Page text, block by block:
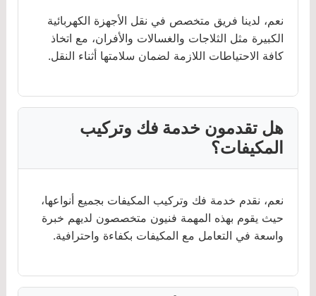
نعم، لدينا فريق متخصص في نقل الأجهزة الكهربائية
الكبيرة مثل الثلاجات والغسالات والأفران، مع اتخاذ
كافة الاحتياطات اللازمة لضمان سلامتها أثناء النقل.
هل تقدمون خدمة فك وتركيب
المكيفات؟
نعم، نقدم خدمة فك وتركيب المكيفات بجميع أنواعها،
حيث يقوم بهذه المهمة فنيون متخصصون لديهم خبرة
واسعة في التعامل مع المكيفات بكفاءة واحترافية.